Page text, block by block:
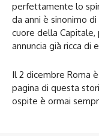
perfettamente lo
da anni è sinonimo
cuore della Capitale,
annuncia già ricca di
Il 2 dicembre Roma
pagina di questa
ospite è ormai